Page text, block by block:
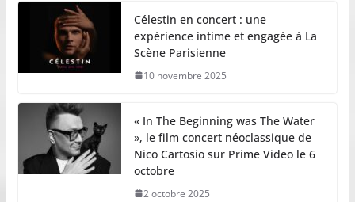
Célestin en concert : une
expérience intime et engagée à La
Scène Parisienne
10 novembre 2025
« In The Beginning was The Water
», le film concert néoclassique de
Nico Cartosio sur Prime Video le 6
octobre
2 octobre 2025